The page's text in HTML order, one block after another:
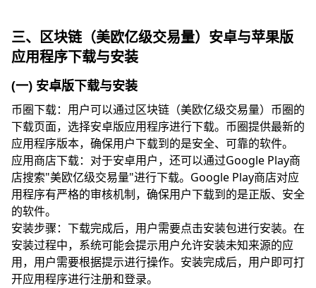
三、区块链（美欧亿级交易量）安卓与苹果版
应用程序下载与安装
(一) 安卓版下载与安装
币圈下载：用户可以通过区块链（美欧亿级交易量）币圈的
下载页面，选择安卓版应用程序进行下载。币圈提供最新的
应用程序版本，确保用户下载到的是安全、可靠的软件。
应用商店下载：对于安卓用户，还可以通过Google Play商
店搜索"美欧亿级交易量"进行下载。Google Play商店对应
用程序有严格的审核机制，确保用户下载到的是正版、安全
的软件。
安装步骤：下载完成后，用户需要点击安装包进行安装。在
安装过程中，系统可能会提示用户允许安装未知来源的应
用，用户需要根据提示进行操作。安装完成后，用户即可打
开应用程序进行注册和登录。